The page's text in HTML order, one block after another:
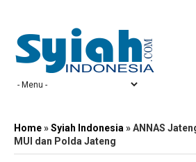
Home»Syiah Indonesia »ANNAS
MUI dan Polda Jateng